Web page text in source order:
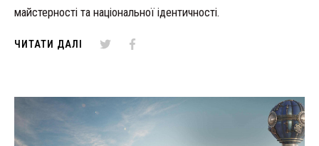
майстерності та національної ідентичності.
ЧИТАТИ ДАЛІ